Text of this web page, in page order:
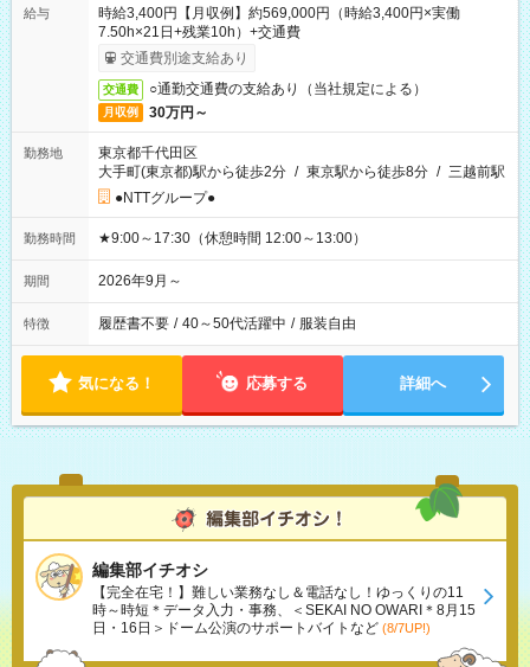
給与
時給3,400円【月収例】約569,000円（時給3,400円×実働
7.50h×21日+残業10h）+交通費
交通費別途支給あり
交通費 ○通勤交通費の支給あり（当社規定による）
月収例 30万円～
勤務地
東京都千代田区
大手町(東京都)駅から徒歩2分 / 東京駅から徒歩8分 / 三越前駅
●NTTグループ●
勤務時間 ★9:00～17:30（休憩時間 12:00～13:00）
期間 2026年9月～
特徴 履歴書不要 / 40～50代活躍中 / 服装自由
気になる！ 応募する 詳細へ
編集部イチオシ
【完全在宅！】難しい業務なし＆電話なし！ゆっくりの11
時～時短＊データ入力・事務、＜SEKAI NO OWARI＊8月15
日・16日＞ドーム公演のサポートバイトなど (8/7UP!)